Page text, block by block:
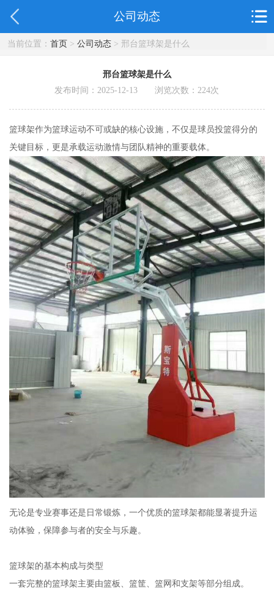
公司动态
当前位置： 首页> 公司动态> 邢台篮球架是什么
邢台篮球架是什么
发布时间：2025-12-13 浏览次数：224次
篮球架作为篮球运动不可或缺的核心设施，不仅是球员投篮得分的
关键目标，更是承载运动激情与团队精神的重要载体。
无论是专业赛事还是日常锻炼，一个优质的篮球架都能显著提升运
动体验，保障参与者的安全与乐趣。
篮球架的基本构成与类型
一套完整的篮球架主要由篮板、篮筐、篮网和支架等部分组成。